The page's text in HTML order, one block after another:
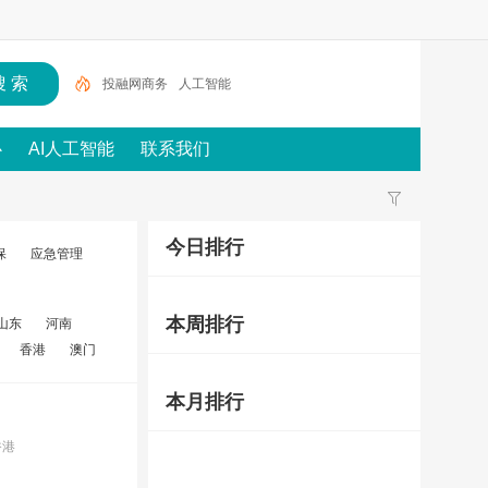
投融网商务 人工智能
AI人工智能 联系我们
应急管理
东
河南
香港
澳门
今日排行
本周排行
本月排行